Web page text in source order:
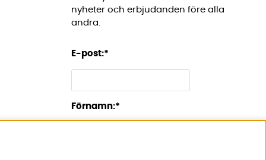
nyheter och erbjudanden före alla
andra.
E-post:*
Förnamn:*